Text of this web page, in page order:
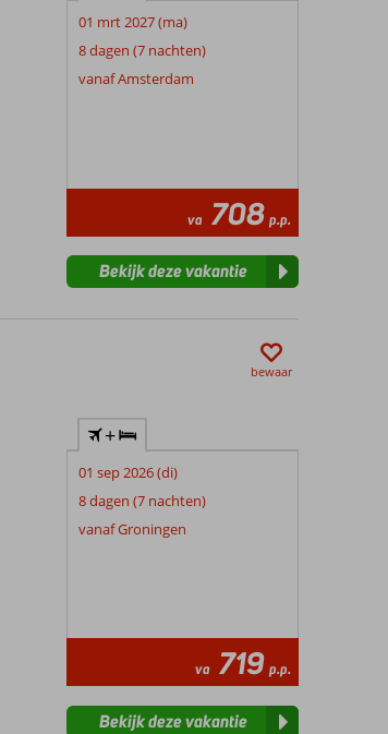
01 mrt 2027 (ma)
8 dagen (7 nachten)
vanaf Amsterdam
va 708 p.p.
Bekijk deze vakantie
bewaar
+
01 sep 2026 (di)
8 dagen (7 nachten)
vanaf Groningen
va 719 p.p.
Bekijk deze vakantie